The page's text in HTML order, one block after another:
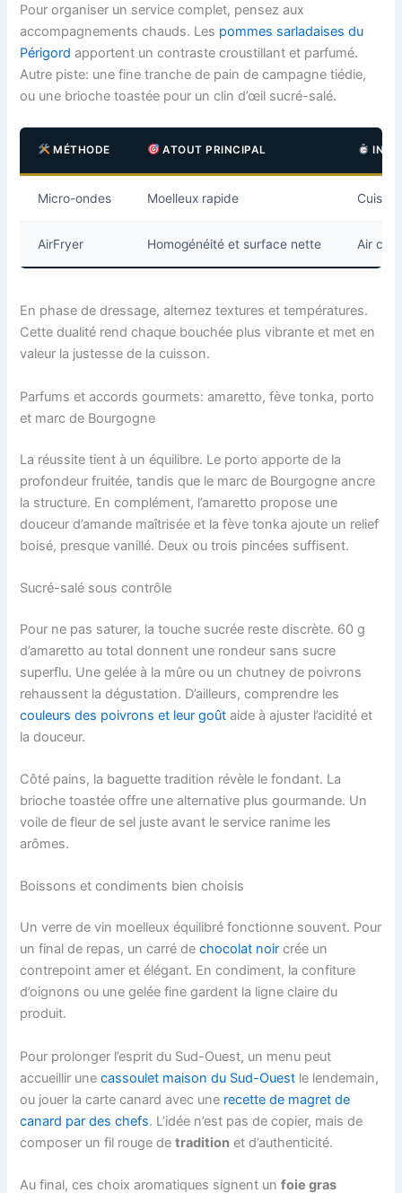
Pour organiser un service complet, pensez aux
accompagnements chauds. Les pommes sarladaises du
Périgord apportent un contraste croustillant et parfumé.
Autre piste: une fine tranche de pain de campagne tiédie,
ou une brioche toastée pour un clin d’œil sucré-salé.
MÉTHODE ATOUT PRINCIPAL
Micro-ondes Moelleux rapide
AirFryer Homogénéité et surface nette Air
En phase de dressage, alternez textures et températures.
Cette dualité rend chaque bouchée plus vibrante et met en
valeur la justesse de la cuisson.
Parfums et accords gourmets: amaretto, fève tonka, porto
et marc de Bourgogne
La réussite tient à un équilibre. Le porto apporte de la
profondeur fruitée, tandis que le marc de Bourgogne ancre
la structure. En complément, l’amaretto propose une
douceur d’amande maîtrisée et la fève tonka ajoute un relief
boisé, presque vanillé. Deux ou trois pincées suffisent.
Sucré-salé sous contrôle
Pour ne pas saturer, la touche sucrée reste discrète. 60 g
d’amaretto au total donnent une rondeur sans sucre
superflu. Une gelée à la mûre ou un chutney de poivrons
rehaussent la dégustation. D’ailleurs, comprendre les
couleurs des poivrons et leur goût aide à ajuster l’acidité et
la douceur.
Côté pains, la baguette tradition révèle le fondant. La
brioche toastée offre une alternative plus gourmande. Un
voile de fleur de sel juste avant le service ranime les
arômes.
Boissons et condiments bien choisis
Un verre de vin moelleux équilibré fonctionne souvent. Pour
un final de repas, un carré dechocolat noir crée un
contrepoint amer et élégant. En condiment, la confiture
d’oignons ou une gelée fine gardent la ligne claire du
produit.
Pour prolonger l’esprit du Sud-Ouest, un menu peut
accueillir unecassoulet maison du Sud-Ouest le lendemain,
ou jouer la carte canard avec une recette de magret de
canard par des chefs. L’idée n’est pas de copier, mais de
composer un fil rouge detradition et d’authenticité.
Au final, ces choix aromatiques signent unfoie gras